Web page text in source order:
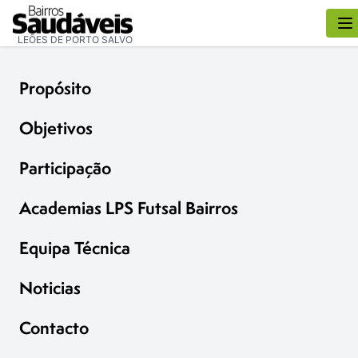
LEÕES DE PORTO SALVO
Propósito
Objetivos
Participação
Academias LPS Futsal Bairros
Equipa Técnica
Noticias
Contacto